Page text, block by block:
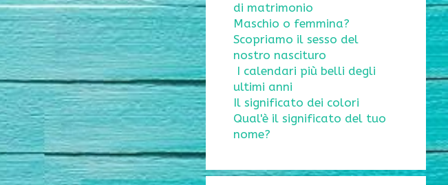
di matrimonio
Maschio o femmina?
Scopriamo il sesso del
nostro nascituro
I calendari più belli degli
ultimi anni
Il significato dei colori
Qual'è il significato del tuo
nome?